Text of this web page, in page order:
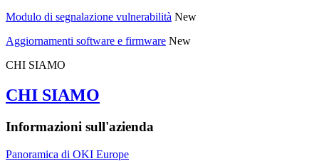
Modulo di segnalazione vulnerabilità New
Aggiornamenti software e firmware New
CHI SIAMO
CHI SIAMO
Informazioni sull'azienda
Panoramica di OKI Europe